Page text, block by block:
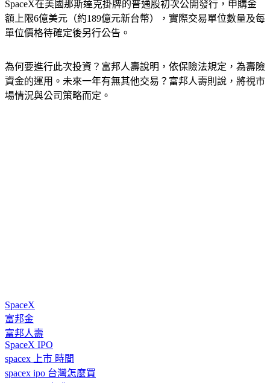
SpaceX在美國那斯達克掛牌的普通股初次公開發行，申購金
額上限6億美元（約189億元新台幣），實際交易單位數量及每
單位價格待確定後另行公告。
為何要進行此次投資？富邦人壽說明，依保險法規定，為壽險
資金的運用。未來一年有無其他交易？富邦人壽則說，將視市
場情況與公司策略而定。
SpaceX
富邦金
富邦人壽
SpaceX IPO
spacex 上市 時間
spacex ipo 台灣怎麼買